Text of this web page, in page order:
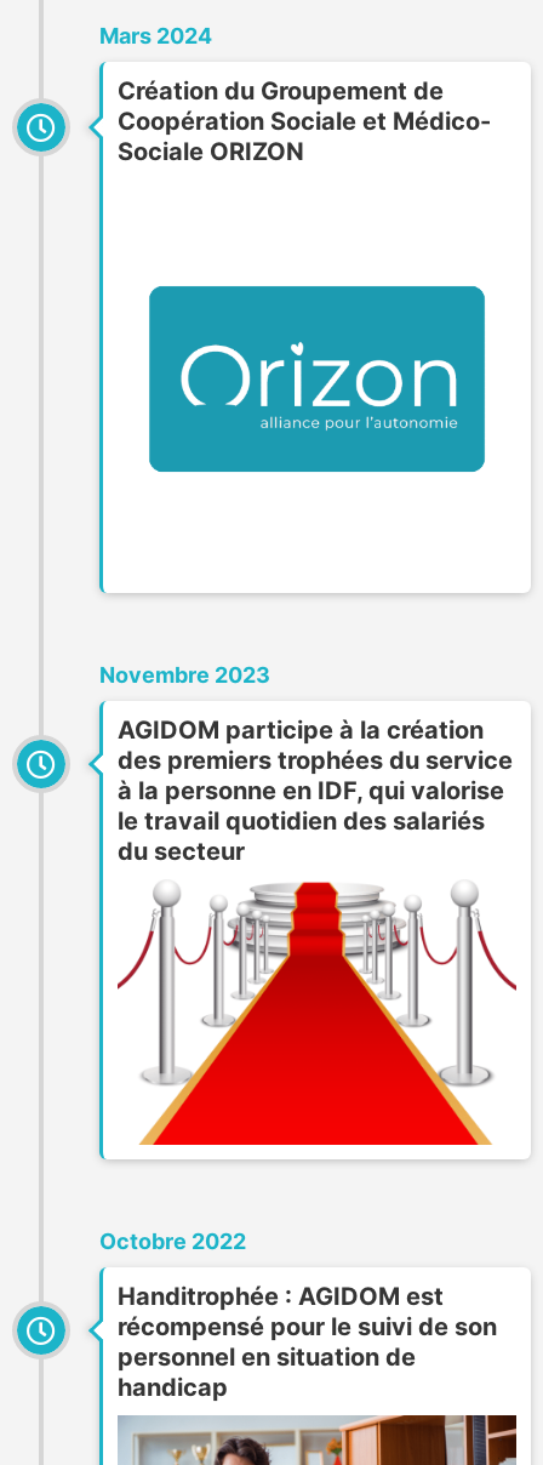
Mars 2024
Création du Groupement de
Coopération Sociale et Médico-
Sociale ORIZON
Novembre 2023
AGIDOM participe à la création
des premiers trophées du service
à la personne en IDF, qui valorise
le travail quotidien des salariés
du secteur
Octobre 2022
Handitrophée : AGIDOM est
récompensé pour le suivi de son
personnel en situation de
handicap